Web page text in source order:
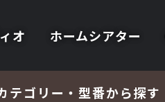
オ ホームシアター
テゴリー・型番から探す